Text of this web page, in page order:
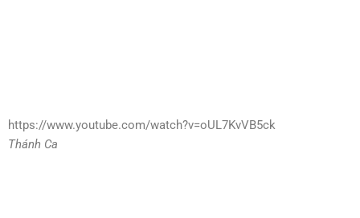
https://www.youtube.com/watch?v=oUL7KvVB5ck
Thánh Ca